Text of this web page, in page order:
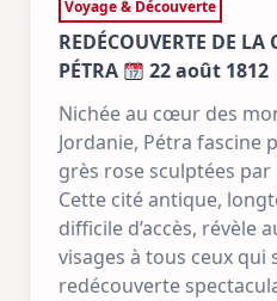
Voyage & Découverte
REDÉCOUVERTE DE LA
PÉTRA
22 août 1812
Nichée au cœur des
Jordanie, Pétra fascine
grès rose sculptées par
Cette cité antique,
difficile d’accès, révèle
visages à tous ceux qui
redécouverte